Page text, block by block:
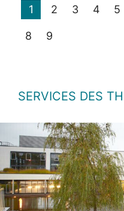
1 2 3 4 5
8 9
SERVICES DES